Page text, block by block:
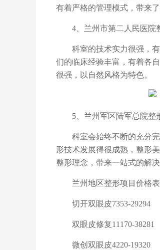
有着严格的管理模式，带来
4、兰州市第二人民医院
科室的技术实力很强，有
们的临床经验丰富，有着各
很强，以自然风格为特色。
5、兰州军区陆军总院整
科室会始终不断的充分完
形技术发展得很成熟，整形
整形理念，带来一站式的解
兰州地区整形项目价格表
切开双眼皮7353-29294
双眼皮修复11170-38281
微创双眼皮4220-19320